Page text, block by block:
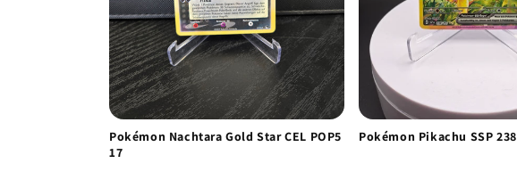
Pokémon Nachtara Gold Star CEL POP5
17
Pokémon Pikachu SSP 238